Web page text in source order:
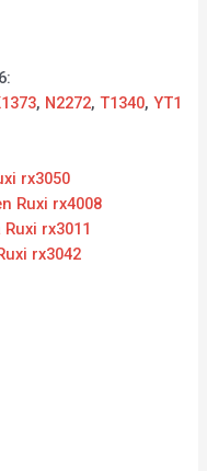
, N2272,T1340,YT1
rx3050
Ruxi rx4008
rx3011
rx3042